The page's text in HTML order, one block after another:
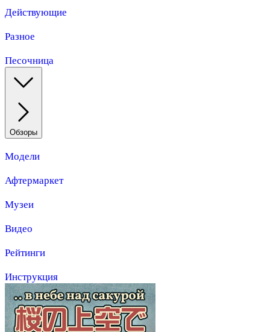
Действующие
Разное
Песочница
Обзоры
Модели
Афтермаркет
Музеи
Видео
Рейтинги
Инструкция